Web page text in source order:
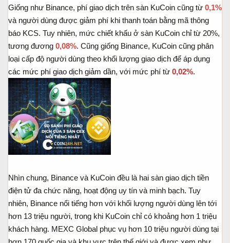
Giống như Binance, phí giao dịch trên sàn KuCoin cũng từ 0,1%
và người dùng được giảm phí khi thanh toán bằng mã thông
báo KCS. Tuy nhiên, mức chiết khấu ở sàn KuCoin chỉ từ 20%,
tương đương 0,08%. Cũng giống Binance, KuCoin cũng phân
loại cấp độ người dùng theo khối lượng giao dịch để áp dụng
các mức phí giao dịch giảm dần, với mức phí từ 0,02%.
Nhìn chung, Binance và KuCoin đều là hai sàn giao dịch tiền
điện tử đa chức năng, hoạt động uy tín và minh bạch. Tuy
nhiên, Binance nổi tiếng hơn với khối lượng người dùng lên tới
hơn 13 triệu người, trong khi KuCoin chỉ có khoảng hơn 1 triệu
khách hàng. MEXC Global phục vụ hơn 10 triệu người dùng tại